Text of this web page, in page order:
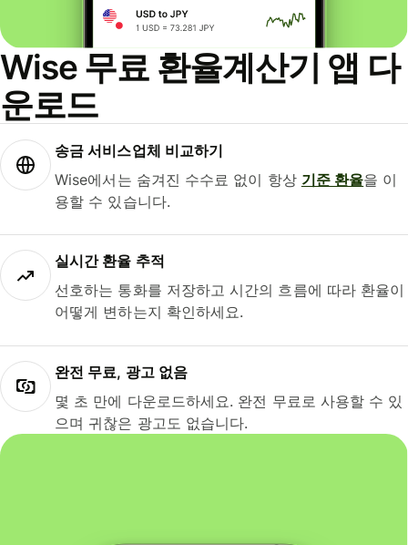
Wise 무료 환율계산기 앱 다
운로드
송금 서비스업체 비교하기
Wise에서는 숨겨진 수수료 없이 항상 기준 환율을 이
용할 수 있습니다.
실시간 환율 추적
선호하는 통화를 저장하고 시간의 흐름에 따라 환율이
어떻게 변하는지 확인하세요.
완전 무료, 광고 없음
몇 초 만에 다운로드하세요. 완전 무료로 사용할 수 있
으며 귀찮은 광고도 없습니다.